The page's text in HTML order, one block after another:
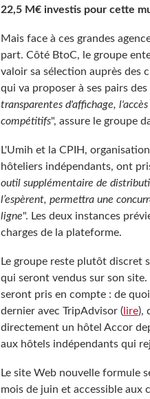
22,5 M€ investis pour cette
Mais face à ces grandes
part. Côté BtoC, le groupe
valoir sa sélection auprès des
qui va proposer à ses pairs
transparentes d'affichage,
compétitifs", assure le groupe
L'Umih et la CPIH,
hôteliers indépendants, ont
outil supplémentaire de
l’espèrent, permettra une
ligne". Les deux instances
charges de la plateforme.
Le groupe reste plutôt discret
qui seront vendus sur son
seront pris en compte : de
dernier avec TripAdvisor (lire),
directement un hôtel Accor
aux hôtels indépendants qui
Le site Web nouvelle formule
mois de juin et accessible aux